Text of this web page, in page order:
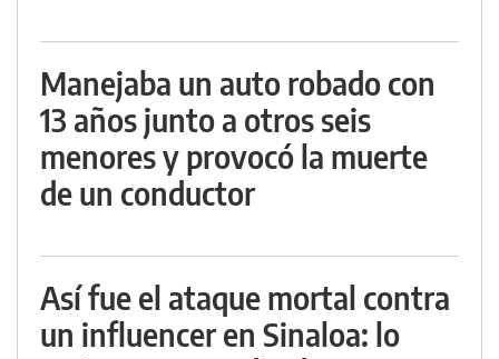
Manejaba un auto robado con
13 años junto a otros seis
menores y provocó la muerte
de un conductor
Así fue el ataque mortal contra
un influencer en Sinaloa: lo